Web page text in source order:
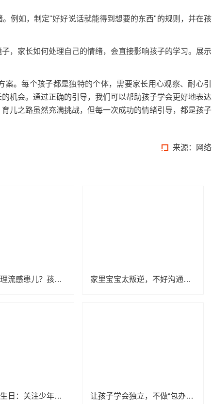
如，制定"好好说话就能得到想要的东西"的规则，并在孩
家长如何处理自己的情绪，会直接影响孩子的学习。展示
。每个孩子都是独特的个体，需要家长用心观察、耐心引
机会。通过正确的引导，我们可以帮助孩子学会更好地表达
儿之路虽然充满挑战，但每一次成功的情绪引导，都是孩子
来源：网络
在家如何护理流感患儿？孩子高热惊厥怎么办？ 家里宝宝太叛逆，不好沟通？或许是家长的原因
世界精神卫生日：关注少年儿童心理健康 让孩子学会独立，不做“包办”父母